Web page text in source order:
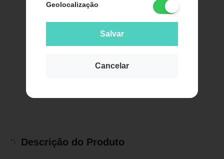
Geolocalização
Salvar
Cancelar
Descrição do Produto